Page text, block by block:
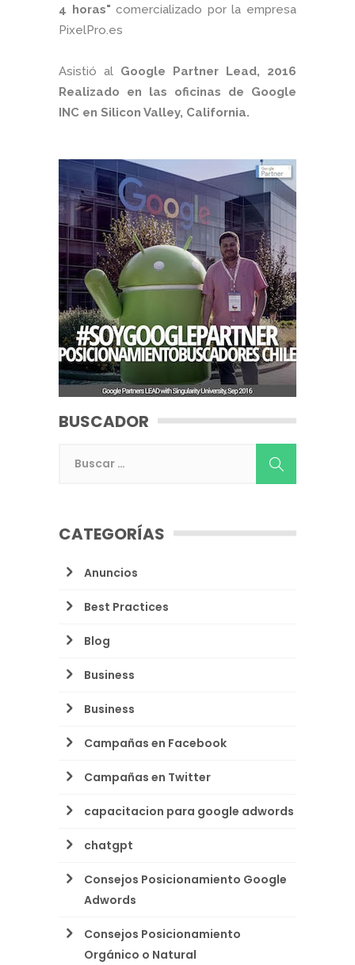
4 horas" comercializado por la empresa
PixelPro.es
Asistió al Google Partner Lead, 2016
Realizado en las oficinas de Google
INC en Silicon Valley, California.
BUSCADOR
CATEGORÍAS
Anuncios
Best Practices
Blog
Business
Business
Campañas en Facebook
Campañas en Twitter
capacitacion para google adwords
chatgpt
Consejos Posicionamiento Google
Adwords
Consejos Posicionamiento
Orgánico o Natural